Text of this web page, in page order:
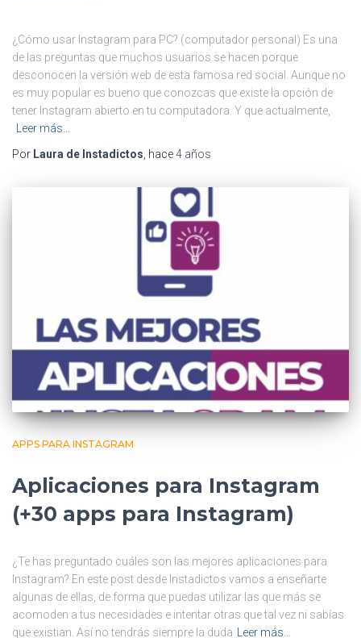
¿Cómo usar Instagram para PC? (computador personal) Es una
de las preguntas que muchos usuarios se hacen porque
desconocen la versión web de esta famosa red social. Aunque no
es muy popular es bueno que conozcas que existe la opción de
tener Instagram abierto en tu computadora. Y que actualmente,
Leer más…
Por Laura de Instadictos , hace4 años
APPS PARA INSTAGRAM
Aplicaciones para Instagram
(+30 apps para Instagram)
¿Te has preguntado cuáles son las mejores aplicaciones para
Instagram? En este post desde Instadictos vamos a enseñarte
algunas de ellas, de forma que puedas utilizar las que más se
acomoden a tus necesidades e intentar otras que tal vez ni sabías
que existian. Así no tendrás siempre la duda Leer más…